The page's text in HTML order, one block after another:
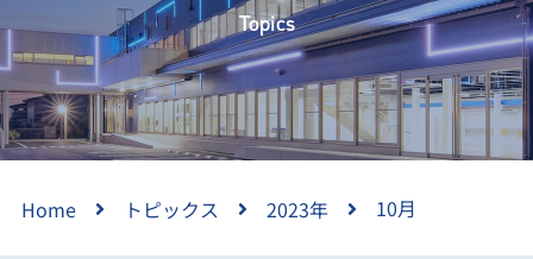
Topics
Home トピックス 2023年 10月